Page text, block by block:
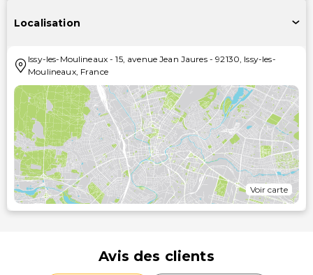
Localisation
Issy-les-Moulineaux -15, avenue Jean Jaures-92130, Issy-les-
Moulineaux, France
Voir carte
Avis des clients